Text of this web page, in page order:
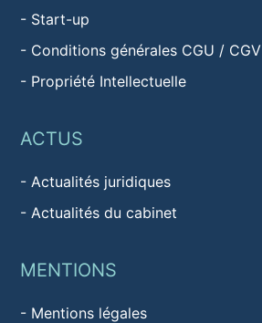
- Start-up
- Conditions générales CGU / CGV
- Propriété Intellectuelle
ACTUS
- Actualités juridiques
- Actualités du cabinet
MENTIONS
- Mentions légales